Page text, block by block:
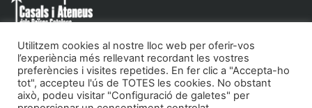
Troba'ns a:
Utilitzem cookies al nostre lloc web per oferir-vos
l’experiència més rellevant recordant les vostres
preferències i visites repetides. En fer clic a "Accepta-ho
tot", accepteu l'ús de TOTES les cookies. No obstant
això, podeu visitar "Configuració de galetes" per